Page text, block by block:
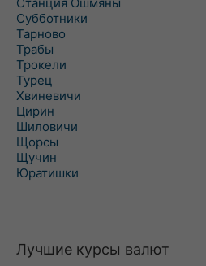
Субботники
Тарново
Трабы
Трокели
Турец
Хвиневичи
Цирин
Шиловичи
Щорсы
Щучин
Юратишки
Лучшие курсы валют